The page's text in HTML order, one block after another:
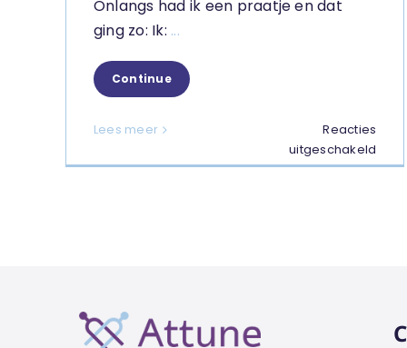
Onlangs had ik een praatje en dat
ging zo: Ik: ...
Continue
Lees meer
Reacties
uitgeschakeld
Wat